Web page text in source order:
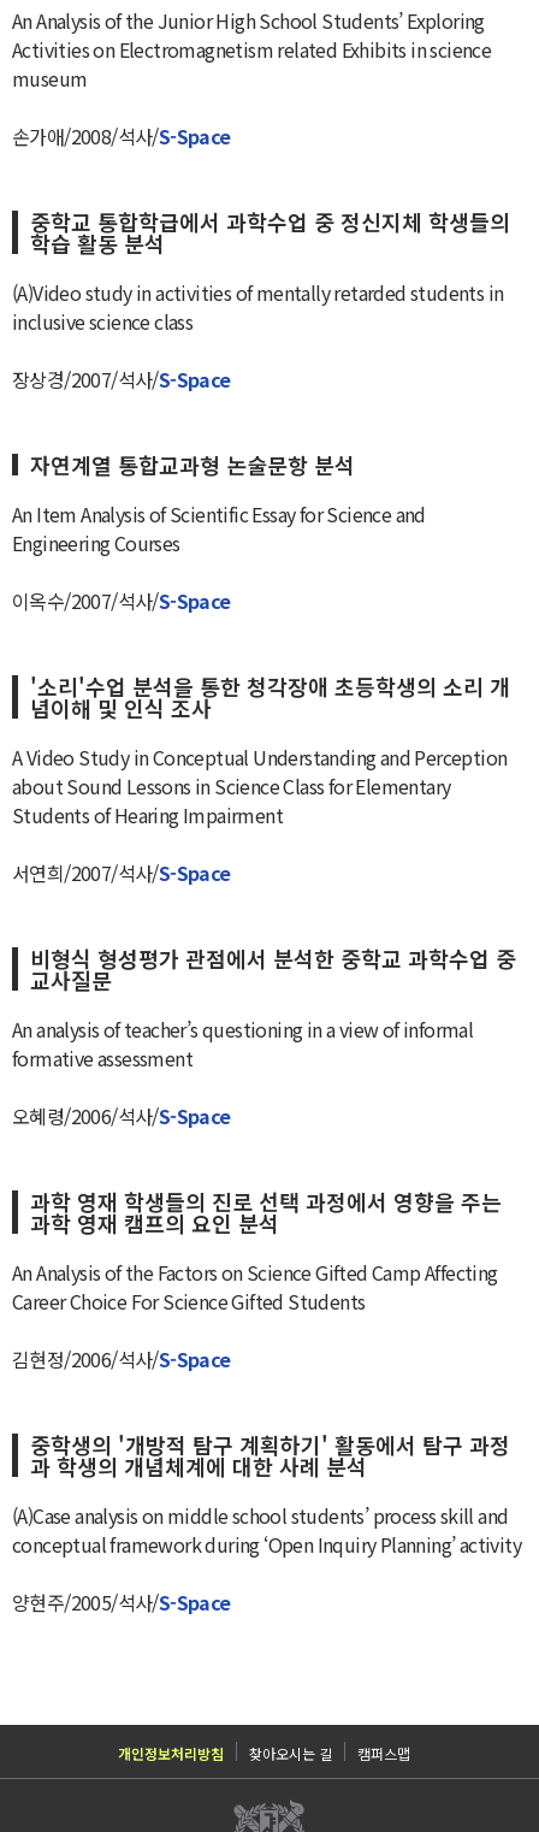
An Analysis of the Junior High School Students’ Exploring
Activities on Electromagnetism related Exhibits in science
museum
손가애/2008/석사/S-Space
중학교 통합학급에서 과학수업 중 정신지체 학생들의
학습 활동 분석
(A)Video study in activities of mentally retarded students in
inclusive science class
장상경/2007/석사/S-Space
자연계열 통합교과형 논술문항 분석
An Item Analysis of Scientific Essay for Science and
Engineering Courses
이옥수/2007/석사/S-Space
'소리'수업 분석을 통한 청각장애 초등학생의 소리 개
념이해 및 인식 조사
A Video Study in Conceptual Understanding and Perception
about Sound Lessons in Science Class for Elementary
Students of Hearing Impairment
서연희/2007/석사/S-Space
비형식 형성평가 관점에서 분석한 중학교 과학수업 중
교사질문
An analysis of teacher’s questioning in a view of informal
formative assessment
오혜령/2006/석사/S-Space
과학 영재 학생들의 진로 선택 과정에서 영향을 주는
과학 영재 캠프의 요인 분석
An Analysis of the Factors on Science Gifted Camp Affecting
Career Choice For Science Gifted Students
김현정/2006/석사/S-Space
중학생의 '개방적 탐구 계획하기' 활동에서 탐구 과정
과 학생의 개념체계에 대한 사례 분석
(A)Case analysis on middle school students’ process skill and
conceptual framework during ‘Open Inquiry Planning’ activity
양현주/2005/석사/S-Space
개인정보처리방침 찾아오시는 길 캠퍼스맵